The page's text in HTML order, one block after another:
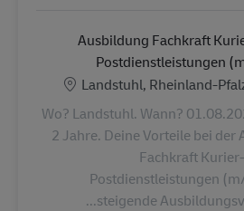
Ausbildung Fachkraft
Postdienstleistungen
Landstuhl, Rheinland-
Wo? Landstuhl. Wann?
2 Jahre. Deine Vorteile bei der
Fachkraft
Postdienstleistungen
steigende